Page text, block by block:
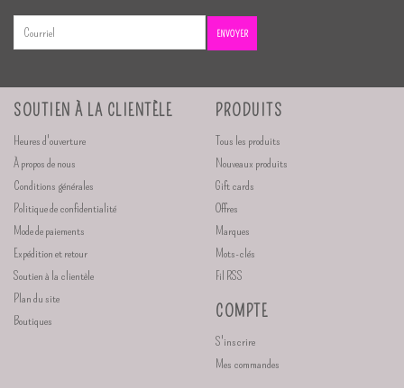
ENVOYER
SOUTIEN À LA CLIENTÈLE
Heures d'ouverture
À propos de nous
Conditions générales
Politique de confidentialité
Mode de paiements
Expédition et retour
Soutien à la clientèle
Plan du site
Boutiques
PRODUITS
Tous les produits
Nouveaux produits
Gift cards
Offres
Marques
Mots-clés
Fil RSS
COMPTE
S'inscrire
Mes commandes